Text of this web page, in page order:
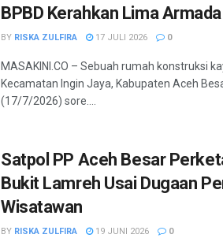
BPBD Kerahkan Lima Armada
BY RISKA ZULFIRA 17 JULI 2026 0
MASAKINI.CO – Sebuah rumah konstruksi
Kecamatan Ingin Jaya, Kabupaten Aceh
(17/7/2026) sore....
Satpol PP Aceh Besar
Bukit Lamreh Usai Dugaan
Wisatawan
BY RISKA ZULFIRA 19 JUNI 2026 0